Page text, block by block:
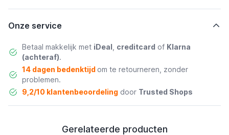
Onze service
Betaal makkelijk met iDeal creditcard of Klarna
(achteraf).
14 dagen bedenktijd om te retourneren, zonder
problemen.
9,2/10 klantenbeoordelingdoor Trusted Shops
Gerelateerde producten